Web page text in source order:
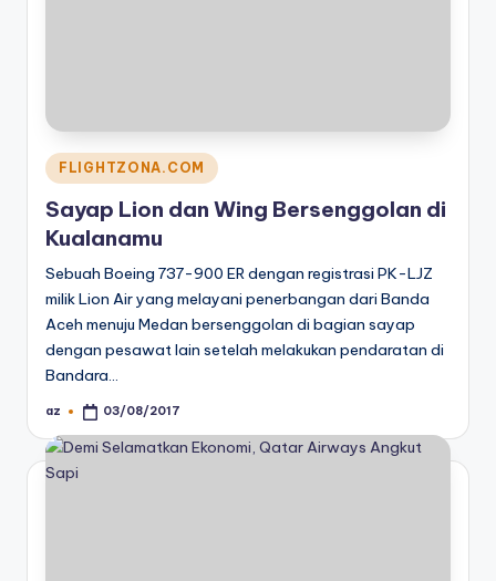
Posted
in
FLIGHTZONA.COM
Sayap Lion dan Wing Bersenggolan di
Kualanamu
Sebuah Boeing 737-900 ER dengan registrasi PK-LJZ
milik Lion Air yang melayani penerbangan dari Banda
Aceh menuju Medan bersenggolan di bagian sayap
dengan pesawat lain setelah melakukan pendaratan di
Bandara…
Posted
az 03/08/2017